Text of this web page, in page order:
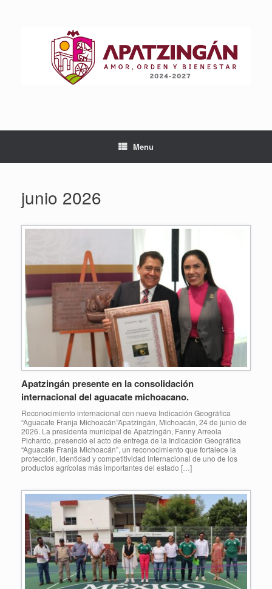
Menu
junio 2026
Apatzingán presente en la consolidación
internacional del aguacate michoacano.
Reconocimiento internacional con nueva Indicación Geográfica
“Aguacate Franja Michoacán”Apatzingán, Michoacán, 24 de junio de
2026. La presidenta municipal de Apatzingán, Fanny Arreola
Pichardo, presenció el acto de entrega de la Indicación Geográfica
“Aguacate Franja Michoacán”, un reconocimiento que fortalece la
protección, identidad y competitividad internacional de uno de los
productos agrícolas más importantes del estado […]